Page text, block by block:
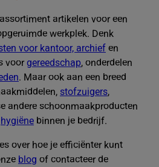
artikelen voor een
werkplek. Denk
voor kantoor, archief en
voor gereedschap, onderdelen
. Maar ook aan een breed
stofzuigers,
andere schoonmaakproducten
hygiëne binnen je bedrijf.
over hoe je efficiënter kunt
blog of contacteer de